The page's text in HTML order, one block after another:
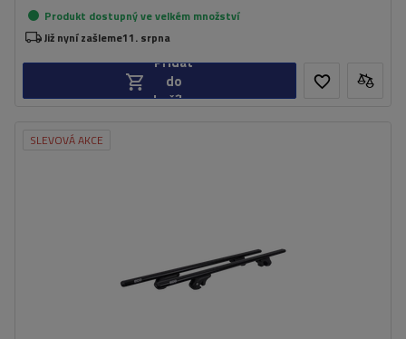
Produkt dostupný ve velkém množství
Již nyní zašleme11. srpna
Přidat
do
košíku
SLEVOVÁ AKCE